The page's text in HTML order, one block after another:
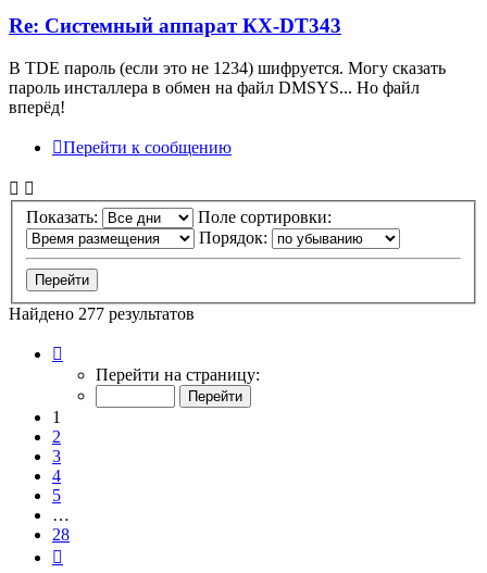
Re: Системный аппарат КХ-DT343
В TDE пароль (если это не 1234) шифруется. Могу сказать
пароль инсталлера в обмен на файл DMSYS... Но файл
вперёд!
Перейти к сообщению
Показать:
Поле сортировки:
Порядок:
Найдено 277 результатов
Перейти на страницу:
1
2
3
4
5
…
28